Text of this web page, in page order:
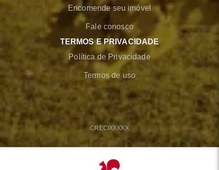
Encomende seu imóvel
Fale conosco
TERMOS E PRIVACIDADE
Política de Privacidade
Termos de uso
CRECIXXXXX